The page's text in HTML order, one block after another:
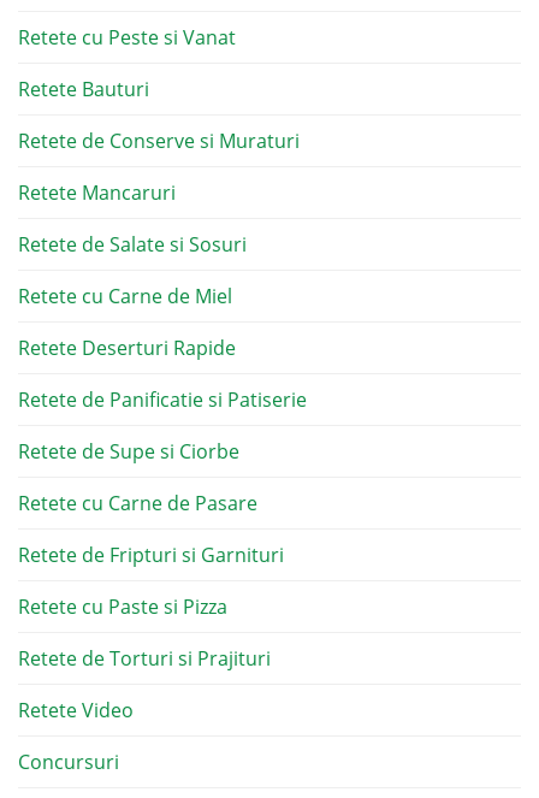
Retete cu Peste si Vanat
Retete Bauturi
Retete de Conserve si Muraturi
Retete Mancaruri
Retete de Salate si Sosuri
Retete cu Carne de Miel
Retete Deserturi Rapide
Retete de Panificatie si Patiserie
Retete de Supe si Ciorbe
Retete cu Carne de Pasare
Retete de Fripturi si Garnituri
Retete cu Paste si Pizza
Retete de Torturi si Prajituri
Retete Video
Concursuri